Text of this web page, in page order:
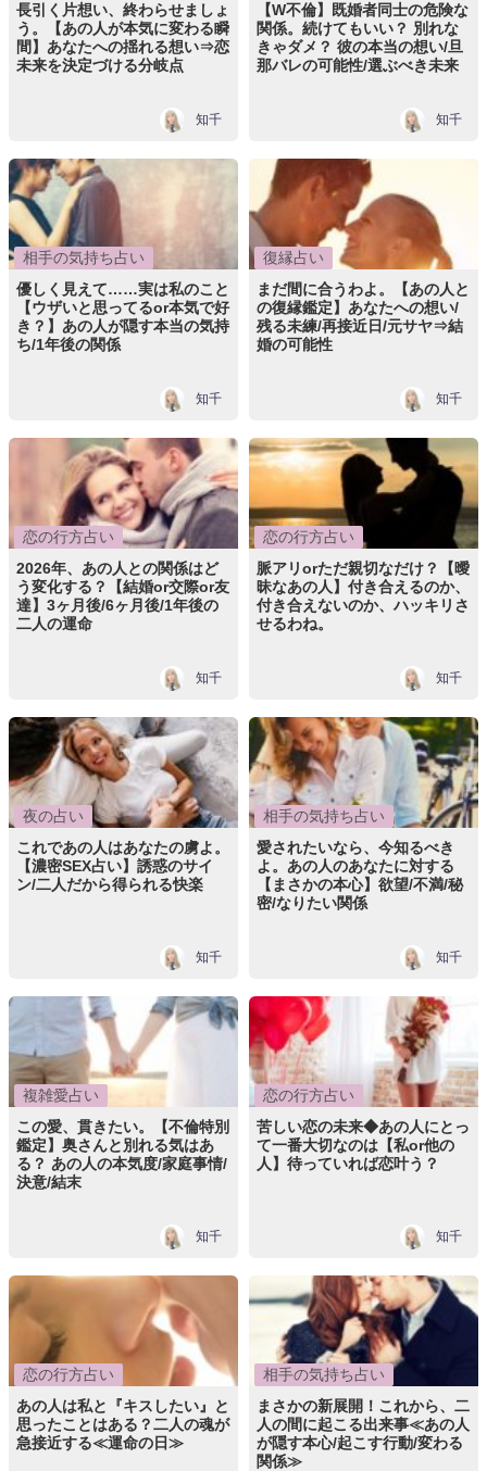
長引く片想い、終わらせましょ
う。【あの人が本気に変わる瞬
間】あなたへの揺れる想い⇒恋
未来を決定づける分岐点
知千
【W不倫】既婚者同士の危険な
関係。続けてもいい？ 別れな
きゃダメ？ 彼の本当の想い/旦
那バレの可能性/選ぶべき未来
知千
相手の気持ち占い
優しく見えて……実は私のこと
【ウザいと思ってるor本気で好
き？】あの人が隠す本当の気持
ち/1年後の関係
知千
復縁占い
まだ間に合うわよ。【あの人と
の復縁鑑定】あなたへの想い/
残る未練/再接近日/元サヤ⇒結
婚の可能性
知千
恋の行方占い
2026年、あの人との関係はど
う変化する？【結婚or交際or友
達】3ヶ月後/6ヶ月後/1年後の
二人の運命
知千
恋の行方占い
脈アリorただ親切なだけ？【曖
昧なあの人】付き合えるのか、
付き合えないのか、ハッキリさ
せるわね。
知千
夜の占い
これであの人はあなたの虜よ。
【濃密SEX占い】誘惑のサイ
ン/二人だから得られる快楽
知千
相手の気持ち占い
愛されたいなら、今知るべき
よ。あの人のあなたに対する
【まさかの本心】欲望/不満/秘
密/なりたい関係
知千
複雑愛占い
この愛、貫きたい。【不倫特別
鑑定】奥さんと別れる気はあ
る？ あの人の本気度/家庭事情/
決意/結末
知千
恋の行方占い
苦しい恋の未来◆あの人にとっ
て一番大切なのは【私or他の
人】待っていれば恋叶う？
知千
恋の行方占い
あの人は私と『キスしたい』と
思ったことはある？二人の魂が
急接近する≪運命の日≫
相手の気持ち占い
まさかの新展開！これから、二
人の間に起こる出来事≪あの人
が隠す本心/起こす行動/変わる
関係≫